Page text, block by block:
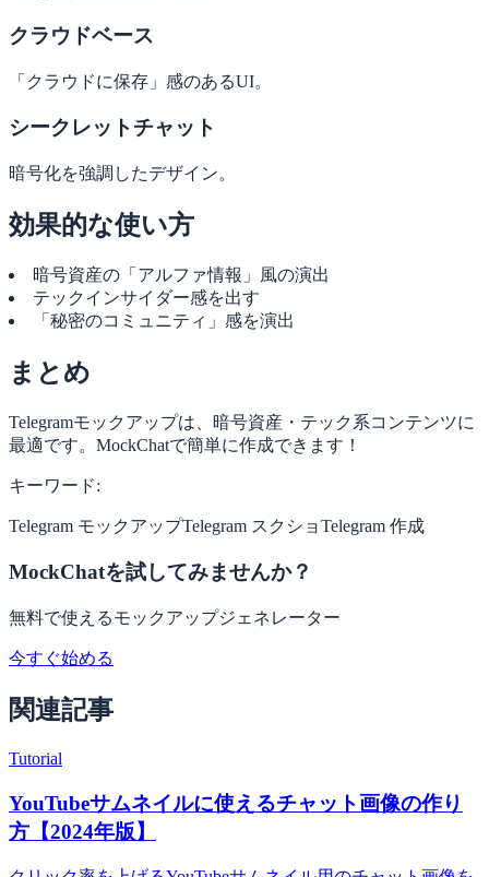
クラウドベース
「クラウドに保存」感のあるUI。
シークレットチャット
暗号化を強調したデザイン。
効果的な使い方
暗号資産の「アルファ情報」風の演出
テックインサイダー感を出す
「秘密のコミュニティ」感を演出
まとめ
Telegramモックアップは、暗号資産・テック系コンテンツに
最適です。MockChatで簡単に作成できます！
キーワード:
Telegram モックアップTelegram スクショTelegram 作成
MockChatを試してみませんか？
無料で使えるモックアップジェネレーター
今すぐ始める
関連記事
Tutorial
YouTubeサムネイルに使えるチャット画像の作り
方【2024年版】